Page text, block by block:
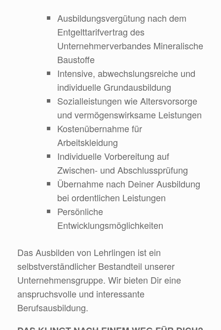
Ausbildungsvergütung nach dem
Entgelttarifvertrag des
Unternehmerverbandes Mineralische
Baustoffe
Intensive, abwechslungsreiche und
individuelle Grundausbildung
Sozialleistungen wie Altersvorsorge
und vermögenswirksame Leistungen
Kostenübernahme für
Arbeitskleidung
Individuelle Vorbereitung auf
Zwischen- und Abschlussprüfung
Übernahme nach Deiner Ausbildung
bei ordentlichen Leistungen
Persönliche
Entwicklungsmöglichkeiten
Das Ausbilden von Lehrlingen ist ein
selbstverständlicher Bestandteil unserer
Unternehmensgruppe. Wir bieten Dir eine
anspruchsvolle und interessante
Berufsausbildung.